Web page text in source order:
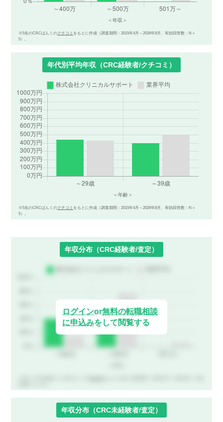
※5名のCRCばんくのクチコミ をもとに作成（調査期間：2015年4月～2026年8月、有効回答数：N＝
5）。
年代別平均年収（CRC経験者/クチコミ）
※5名のCRCばんくのクチコミ をもとに作成（調査期間：2015年4月～2026年8月、有効回答数：N＝
5）。
年収分布（CRC経験者/査定）
ログインor無料の転職相談
に申込みをして閲覧する
年収分布（CRC未経験者/査定）